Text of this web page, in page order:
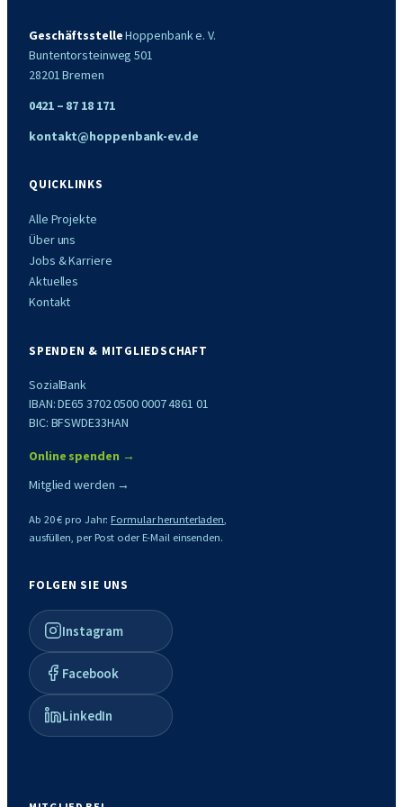
GeschäftsstelleHoppenbank e. V.
Buntentorsteinweg 501
28201 Bremen
0421 – 87 18 171
kontakt@hoppenbank-ev.de
QUICKLINKS
Alle Projekte
Über uns
Jobs & Karriere
Aktuelles
Kontakt
SPENDEN & MITGLIEDSCHAFT
SozialBank
IBAN: DE65 3702 0500 0007 4861 01
BIC: BFSWDE33HAN
Online spenden →
Mitglied werden →
Ab 20 € pro Jahr: Formular herunterladen
ausfüllen, per Post oder E-Mail einsenden.
FOLGEN SIE UNS
Instagram
Facebook
LinkedIn